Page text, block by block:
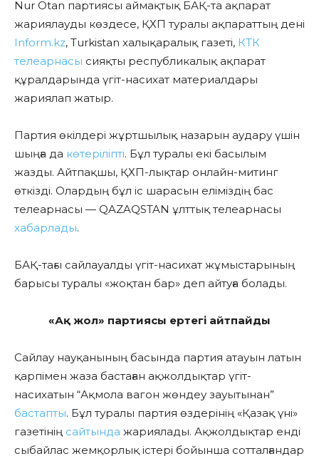
Nur Otan партиясы аймақтық БАҚ-та ақпарат
жариялауды көздесе, ҚХП туралы ақпараттың дені
Inform.kz, Turkistan халықаралық газеті, КТК
телеарнасы сияқты республикалық ақпарат
құралдарында үгіт-насихат материалдары
жариялап жатыр.
Партия өкілдері жұртшылық назарын аудару үшін
шыңға да көтеріліпті. Бұл туралы екі басылым
жазды. Айтпақшы, ҚХП-лықтар онлайн-митинг
өткізді. Олардың бұл іс шарасын еліміздің бас
телеарнасы — QAZAQSTAN ұлттық телеарнасы
хабарлады.
БАҚ-тағы сайлауалды үгіт-насихат жұмыстарының
барысы туралы «жоқтан бар» деп айтуға болады.
«Ақ жол» партиясы ертегі айтпайды
Сайлау науқанының басында партия атауын латын
қарпімен жаза бастаған ақжолдықтар үгіт-
насихатын “Ақмола вагон жөндеу зауытынан”
бастапты. Бұл туралы партия өздерінің «Қазақ үні»
газетінің сайтында жариялады. Ақжолдықтар енді
сыбайлас жемқорлық істері бойынша сотталғандар